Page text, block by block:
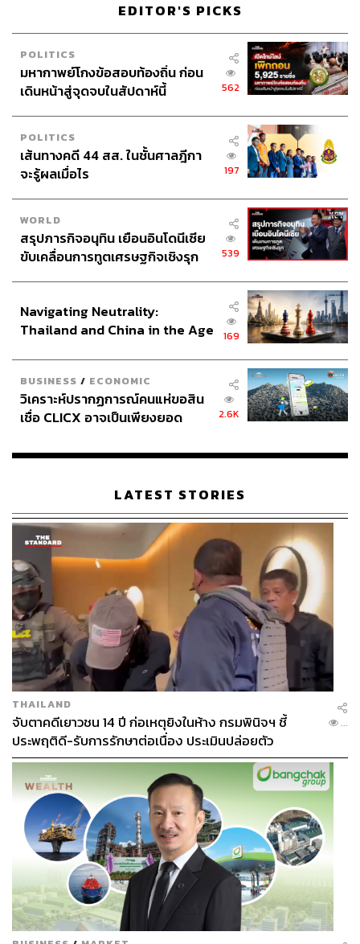
EDITOR'S PICKS
POLITICS
มหากาพย์โกงข้อสอบท้องถิ่น ก่อน
เดินหน้าสู่จุดจบในสัปดาห์นี้
562
POLITICS
เส้นทางคดี 44 สส. ในชั้นศาลฎีกา
จะรู้ผลเมื่อไร
197
WORLD
สรุปภารกิจอนุทิน เยือนอินโดนีเซีย
ขับเคลื่อนการทูตเศรษฐกิจเชิงรุก
539
Navigating Neutrality:
Thailand and China in the Age
169
BUSINESS / ECONOMIC
วิเคราะห์ปรากฏการณ์คนแห่ขอสิน
เชื่อ CLICX อาจเป็นเพียงยอด
เรือนไทยที่ถูกซุกไว้
2.6K
LATEST STORIES
THAILAND
จับตาคดีเยาวชน 14 ปี ก่อเหตุยิงในห้าง กรมพินิจฯ ชี้
ประพฤติดี-รับการรักษาต่อเนื่อง ประเมินปล่อยตัว
...